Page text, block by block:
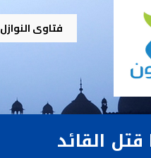
فتاوى النوازل
القائد